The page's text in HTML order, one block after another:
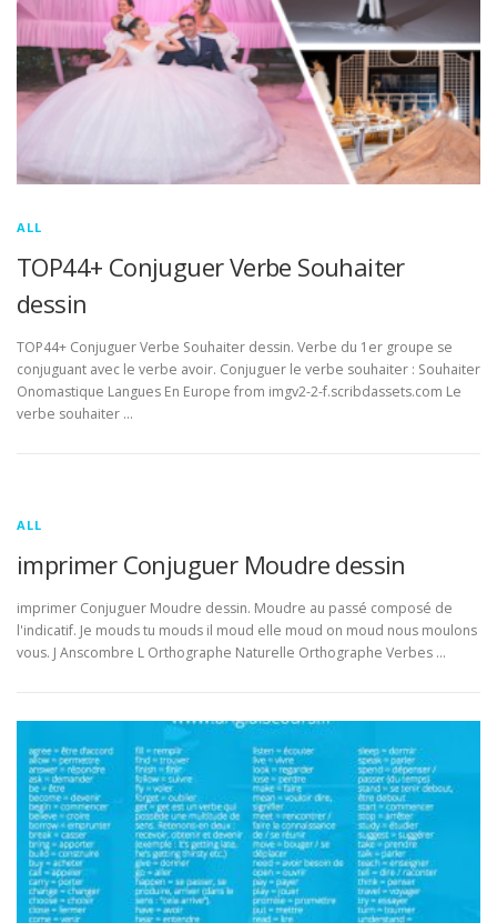
ALL
TOP44+ Conjuguer Verbe Souhaiter
dessin
TOP44+ Conjuguer Verbe Souhaiter dessin. Verbe du 1er groupe se
conjuguant avec le verbe avoir. Conjuguer le verbe souhaiter : Souhaiter
Onomastique Langues En Europe from imgv2-2-f.scribdassets.com Le
verbe souhaiter …
ALL
imprimer Conjuguer Moudre dessin
imprimer Conjuguer Moudre dessin. Moudre au passé composé de
l'indicatif. Je mouds tu mouds il moud elle moud on moud nous moulons
vous. J Anscombre L Orthographe Naturelle Orthographe Verbes …